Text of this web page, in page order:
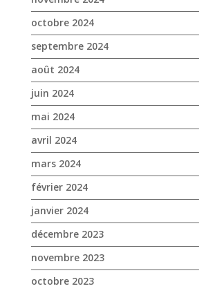
octobre 2024
septembre 2024
août 2024
juin 2024
mai 2024
avril 2024
mars 2024
février 2024
janvier 2024
décembre 2023
novembre 2023
octobre 2023